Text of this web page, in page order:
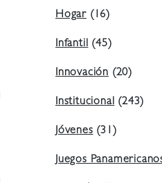
Hogar (16)
Infantil(45)
Innovación (20)
Institucional(243)
Jóvenes(31)
Juegos